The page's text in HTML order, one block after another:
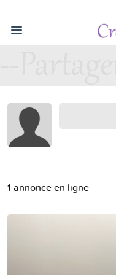
1 annonce en ligne